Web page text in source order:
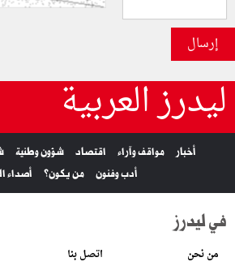
إرسال
ليدرز العربية
أخبار مواقف وآراء اقتصاد شؤون وطنية
أدب وفنون
من يكون؟ أصداء
في ليدرز
من نحن اتصل بنا